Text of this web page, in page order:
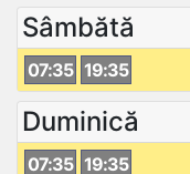
Sâmbătă
07:35 19:35
Duminică
07:35 19:35